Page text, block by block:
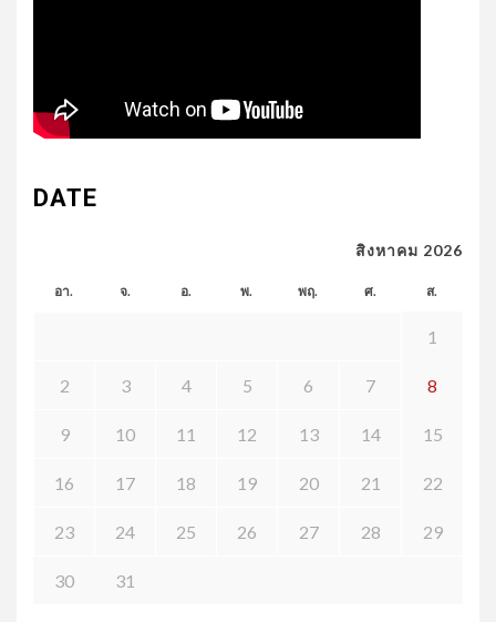
DATE
สิงหาคม 2026
อา. จ. อ. พ. พฤ. ศ. ส.
1
2 3 4 5 6 7 8
9 10 11 12 13 14 15
16 17 18 19 20 21 22
23 24 25 26 27 28 29
30 31